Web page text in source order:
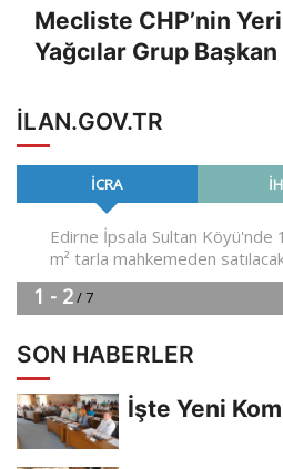
Mecliste CHP’nin
Yağcılar Grup
ILAN.GOV.TR
SON HABERLER
İşte Yeni